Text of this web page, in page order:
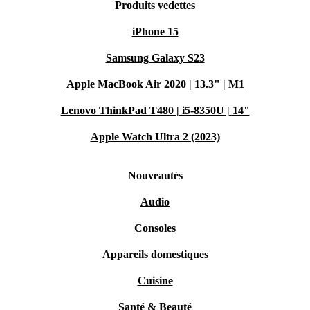
Produits vedettes
iPhone 15
Samsung Galaxy S23
Apple MacBook Air 2020 | 13.3" | M1
Lenovo ThinkPad T480 | i5-8350U | 14"
Apple Watch Ultra 2 (2023)
Nouveautés
Audio
Consoles
Appareils domestiques
Cuisine
Santé & Beauté